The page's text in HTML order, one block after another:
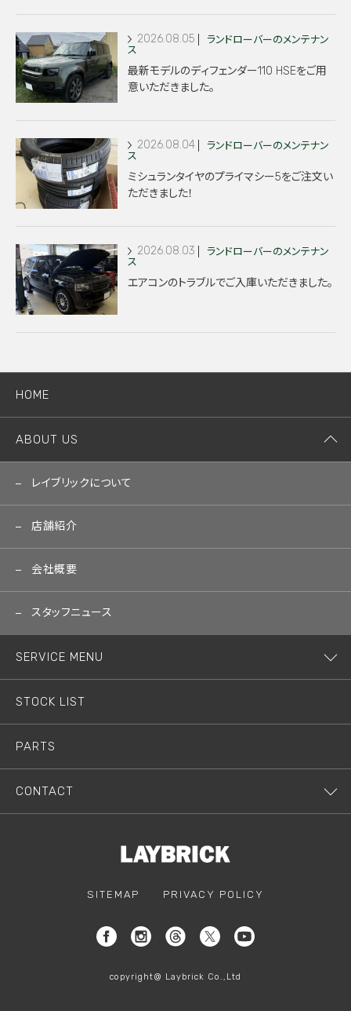
2026.08.05
ランドローバーのメンテナン
ス
最新モデルのディフェンダー110 HSEをご用
意いただきました。
2026.08.04
ランドローバーのメンテナン
ス
ミシュランタイヤのプライマシー5をご注文い
ただきました！
2026.08.03
ランドローバーのメンテナン
ス
エアコンのトラブルでご入庫いただきました。
HOME
ABOUT US
レイブリックについて
店舗紹介
会社概要
スタッフニュース
SERVICE MENU
STOCK LIST
PARTS
CONTACT
SITEMAP PRIVACY POLICY
copyright@ Laybrick Co.,Ltd